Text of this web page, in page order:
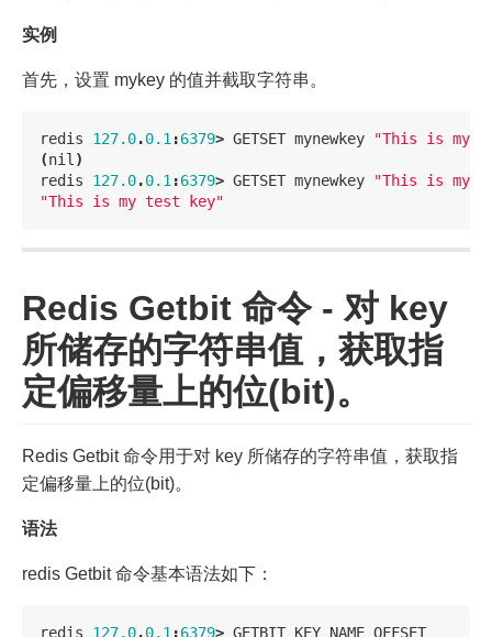
实例
首先，设置 mykey 的值并截取字符串。
redis 127.0.0.1 :6379> GETSET mynewkey
"This is my
(nil )
redis
127.0.0.1 :6379> GETSET mynewkey
"This is my
"This is my test key"
Redis Getbit 命令 - 对 key
所储存的字符串值，获取指
定偏移量上的位(bit)。
Redis Getbit 命令用于对 key 所储存的字符串值，获取指
定偏移量上的位(bit)。
语法
redis Getbit 命令基本语法如下：
redis 127.0.0.1 :6379> GETBIT KEY_NAME OFFSET